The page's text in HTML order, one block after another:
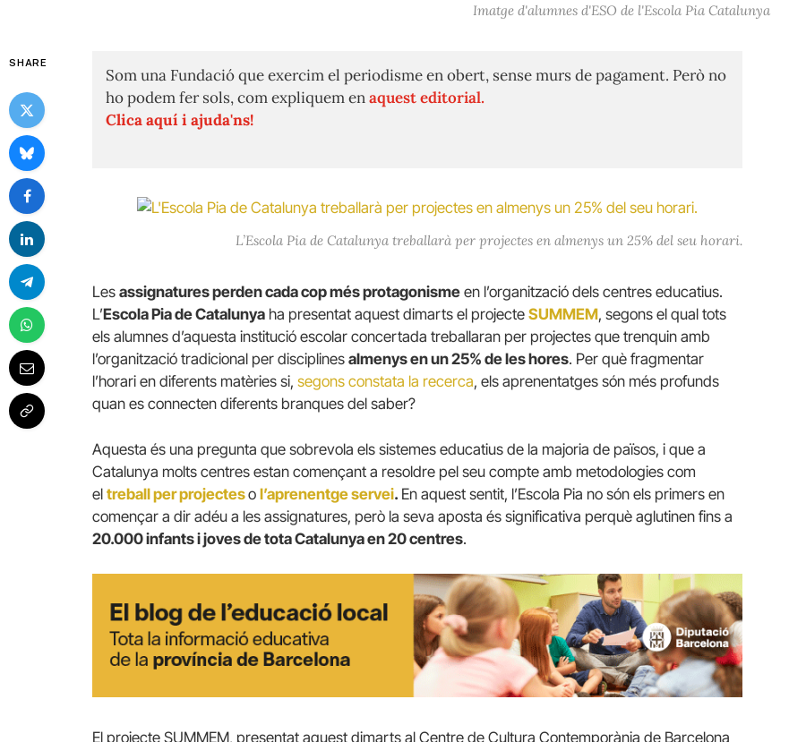
Imatge d'alumnes d'ESO de l'Escola Pia Catalunya
SHARE
Som una Fundació que exercim el periodisme en obert, sense murs de pagament. Però no
ho podem fer sols, com expliquem enaquest editorial.
Clica aquí i ajuda'ns!
L’Escola Pia de Catalunya treballarà per projectes en almenys un 25% del seu horari.
Les assignatures perden cada cop més protagonisme en l’organització dels centres educatius.
L’Escola Pia de Catalunya ha presentat aquest dimarts el projecte SUMMEM, segons el qual tots
els alumnes d’aquesta institució escolar concertada treballaran per projectes que trenquin amb
l’organització tradicional per disciplines almenys en un 25% de les hores. Per què fragmentar
l’horari en diferents matèries si, segons constata la recerca, els aprenentatges són més profunds
quan es connecten diferents branques del saber?
Aquesta és una pregunta que sobrevola els sistemes educatius de la majoria de països, i que a
Catalunya molts centres estan començant a resoldre pel seu compte amb metodologies com
el treball per projecteso l’aprenentge servei. En aquest sentit, l’Escola Pia no són els primers en
començar a dir adéu a les assignatures, però la seva aposta és significativa perquè aglutinen fins a
20.000 infants i joves de tota Catalunya en 20 centres.
El projecte SUMMEM, presentat aquest dimarts al Centre de Cultura Contemporània de Barcelona